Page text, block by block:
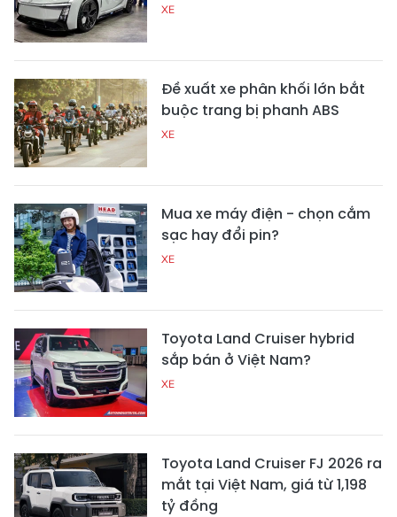
XE
Đề xuất xe phân khối lớn bắt
buộc trang bị phanh ABS
XE
Mua xe máy điện - chọn cắm
sạc hay đổi pin?
XE
Toyota Land Cruiser hybrid
sắp bán ở Việt Nam?
XE
Toyota Land Cruiser FJ 2026 ra
mắt tại Việt Nam, giá từ 1,198
tỷ đồng